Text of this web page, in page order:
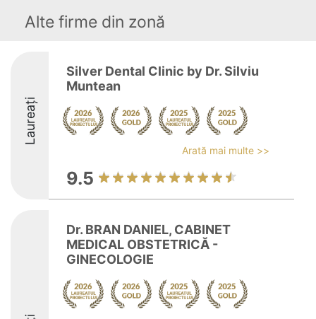
Alte firme din zonă
Laureați
Silver Dental Clinic by Dr. Silviu
Muntean
Arată mai multe >>
9.5
Dr. BRAN DANIEL, CABINET
MEDICAL OBSTETRICĂ -
GINECOLOGIE